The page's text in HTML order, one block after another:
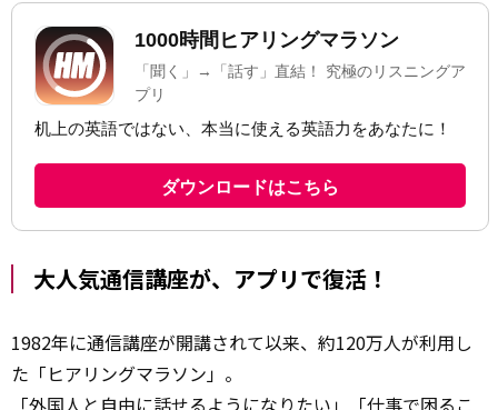
大人気通信講座が、アプリで復活！
1982年に通信講座が開講されて以来、約120万人が利用し
た「ヒアリングマラソン」。
「外国人と自由に話せるようになりたい」「仕事で困るこ